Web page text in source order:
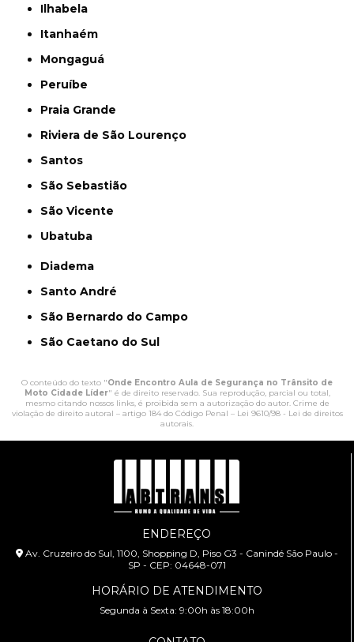
Ilhabela
Itanhaém
Mongaguá
Peruíbe
Praia Grande
Riviera de São Lourenço
Santos
São Sebastião
São Vicente
Ubatuba
Diadema
Santo André
São Bernardo do Campo
São Caetano do Sul
O conteúdo do texto "Onde Encontro Aula de Segurança no Trânsito de
Moto Cidade Líder" é de direito reservado. Sua reprodução, parcial ou total,
mesmo citando nossos links, é proibida sem a autorização do autor. Crime de
violação de direito autoral – artigo 184 do Código Penal – Lei 9610/98 - Lei de direitos
autorais
ENDEREÇO
Av. Cruzeiro do Sul, 1100, Shopping D, Piso G3 - Canindé São Paulo -
SP - CEP: 04648-071
HORÁRIO DE ATENDIMENTO
Segunda à Sexta: 9:00h às 18:00h